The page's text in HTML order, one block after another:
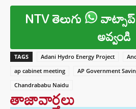
NTV తెలుగు
అవ్వండి
TAGS Adani Hydro Energy Project
ap cabinet meeting
AP Government
Chandrababu Naidu
తాజావార్తలు